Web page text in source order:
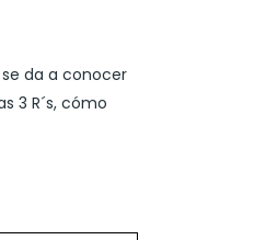
da a conocer
3 R´s, cómo